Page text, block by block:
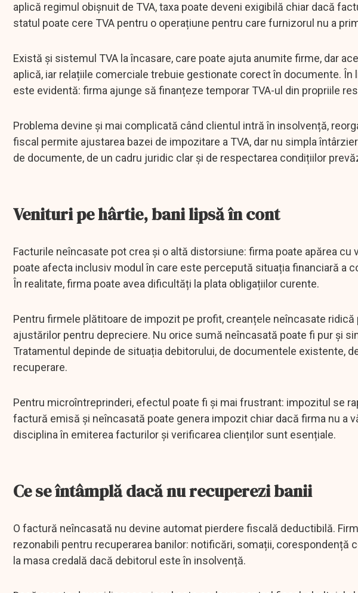
aplică regimul obișnuit de TVA, taxa poate deveni exigibilă chiar dacă
statul poate cere TVA pentru o operațiune pentru care furnizorul nu a
Există și sistemul TVA la încasare, care poate ajuta anumite firme, dar
aplică, iar relațiile comerciale trebuie gestionate corect în documente.
este evidentă: firma ajunge să finanțeze temporar TVA-ul din propriile
Problema devine și mai complicată când clientul intră în insolvență,
fiscal permite ajustarea bazei de impozitare a TVA, dar nu simpla
de documente, de un cadru juridic clar și de respectarea condițiilor
Venituri pe hârtie, bani lipsă în cont
Facturile neîncasate pot crea și o altă distorsiune: firma poate apărea
poate afecta inclusiv modul în care este percepută situația financiară a
În realitate, firma poate avea dificultăți la plata obligațiilor curente.
Pentru firmele plătitoare de impozit pe profit, creanțele neîncasate
ajustărilor pentru depreciere. Nu orice sumă neîncasată poate fi pur și
Tratamentul depinde de situația debitorului, de documentele existente,
recuperare.
Pentru microîntreprinderi, efectul poate fi și mai frustrant: impozitul se
factură emisă și neîncasată poate genera impozit chiar dacă firma nu a
disciplina în emiterea facturilor și verificarea clienților sunt esențiale.
Ce se întâmplă dacă nu recuperezi banii
O factură neîncasată nu devine automat pierdere fiscală deductibilă.
rezonabili pentru recuperarea banilor: notificări, somații, corespondență
la masa credală dacă debitorul este în insolvență.